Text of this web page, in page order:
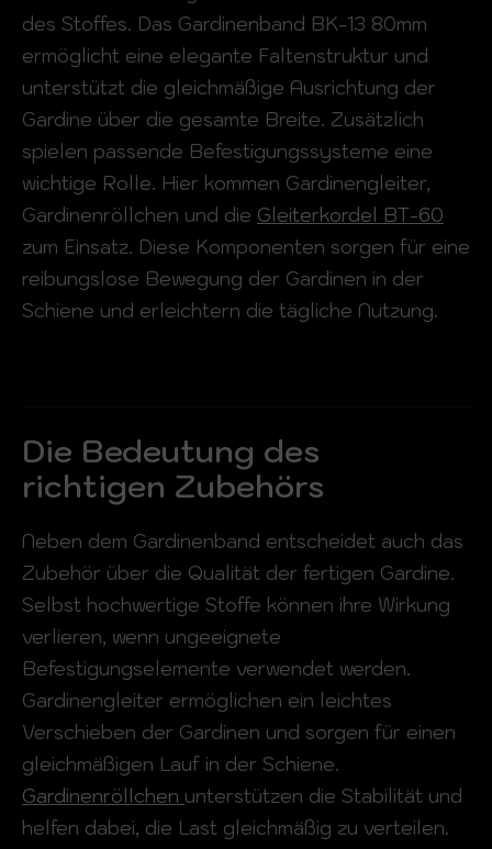
des Stoffes. Das Gardinenband BK-13 80mm
ermöglicht eine elegante Faltenstruktur und
unterstützt die gleichmäßige Ausrichtung der
Gardine über die gesamte Breite. Zusätzlich
spielen passende Befestigungssysteme eine
wichtige Rolle. Hier kommen Gardinengleiter,
Gardinenröllchen und die Gleiterkordel BT-60
zum Einsatz. Diese Komponenten sorgen für eine
reibungslose Bewegung der Gardinen in der
Schiene und erleichtern die tägliche Nutzung.
Die Bedeutung des
richtigen Zubehörs
Neben dem Gardinenband entscheidet auch das
Zubehör über die Qualität der fertigen Gardine.
Selbst hochwertige Stoffe können ihre Wirkung
verlieren, wenn ungeeignete
Befestigungselemente verwendet werden.
Gardinengleiter ermöglichen ein leichtes
Verschieben der Gardinen und sorgen für einen
gleichmäßigen Lauf in der Schiene.
Gardinenröllchen unterstützen die Stabilität und
helfen dabei, die Last gleichmäßig zu verteilen.